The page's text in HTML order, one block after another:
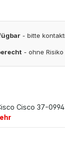
- bitte
- ohne Risiko
Cisco 37-